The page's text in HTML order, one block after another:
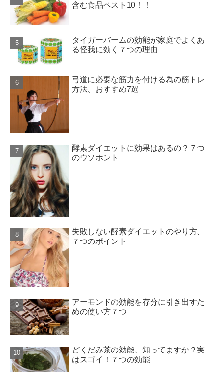
含む食品ベスト10！！
タイガーバームの効能が家庭でよくあ
る怪我に効く７つの理由
弓道に必要な筋力を付ける為の筋トレ
方法、おすすめ7選
酵素ダイエットに効果はあるの？７つ
のウソホント
失敗しない酵素ダイエットのやり方、
７つのポイント
アーモンドの効能を存分に引き出すた
めの使い方７つ
どくだみ茶の効能、知ってますか？実
はスゴイ！７つの効能